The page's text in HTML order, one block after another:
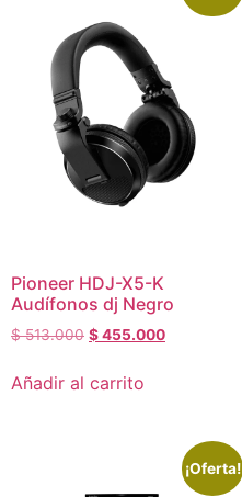
Pioneer HDJ-X5-K
Audífonos dj Negro
$513.000 $455.000
Añadir al carrito
¡Oferta!